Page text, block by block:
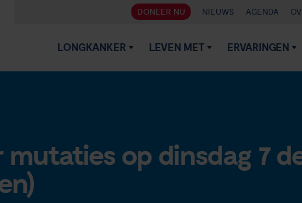
DONEER NU NIEUWS AGENDA
LONGKANKER LEVEN MET ERVARINGEN
mutaties op dinsdag 7